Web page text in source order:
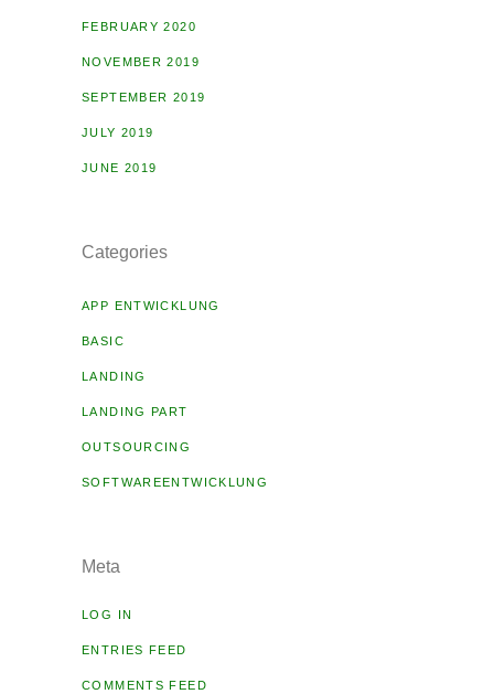
FEBRUARY 2020
NOVEMBER 2019
SEPTEMBER 2019
JULY 2019
JUNE 2019
Categories
APP ENTWICKLUNG
BASIC
LANDING
LANDING PART
OUTSOURCING
SOFTWAREENTWICKLUNG
Meta
LOG IN
ENTRIES FEED
COMMENTS FEED